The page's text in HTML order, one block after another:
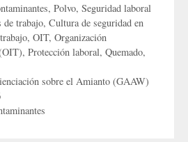
, Polvo, Seguridad laboral
de trabajo, Cultura de seguridad en
, OIT, Organización
, Protección laboral, Quemado,
sobre el Amianto (GAAW)